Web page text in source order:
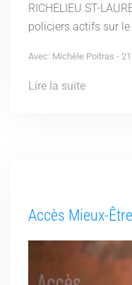
RICHELIEU ST-
policiers actifs sur le
Avec: Michèle Poitras -
Lire la suite
Accès Mieux-